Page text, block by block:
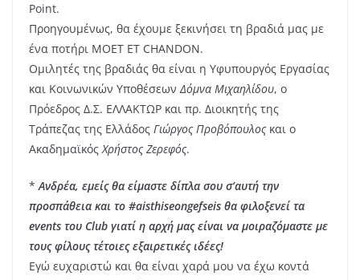
Point.
Προηγουμένως, θα έχουμε ξεκινήσει τη βραδιά μας με
ένα ποτήρι MOET ET CHANDON.
Ομιλητές της βραδιάς θα είναι η Υφυπουργός Εργασίας
και Κοινωνικών ΥποθέσεωνΔόμνα Μιχαηλίδου, ο
Πρόεδρος Δ.Σ. ΕΛΛΑΚΤΩΡ και πρ. Διοικητής της
Τράπεζας της Ελλάδος Γιώργος Προβόπουλοςκαι ο
ΑκαδημαϊκόςΧρήστος Ζερεφός.
*Ανδρέα, εμείς θα είμαστε δίπλα σου σ’αυτή την
προσπάθεια και το #aisthiseongefseis θα φιλοξενεί τα
events του Club γιατί η αρχή μας είναι να μοιραζόμαστε με
τους φίλους τέτοιες εξαιρετικές ιδέες!
Εγώ ευχαριστώ και θα είναι χαρά μου να έχω κοντά